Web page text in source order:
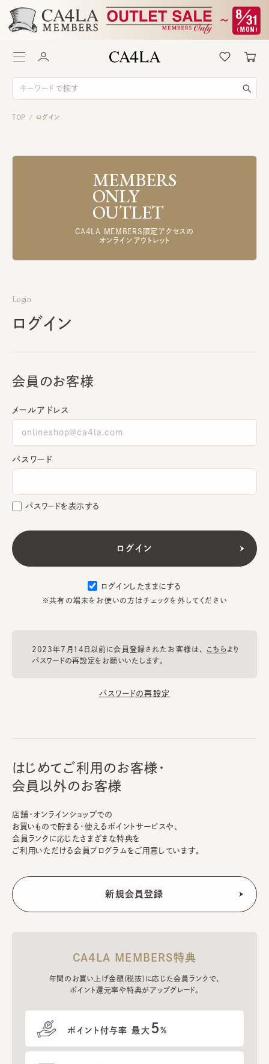
TOP / ログイン
MEMBERS
ONLY
OUTLET
CA4LA MEMBERS限定アクセスの
オンラインアウトレット
Login
ログイン
会員のお客様
メールアドレス
パスワード
パスワードを表示する
ログインしたままにする
※共有の端末をお使いの方はチェックを外してください
2023年7月14日以前に会員登録されたお客様は、 こちらより
パスワードの再設定をお願いいたします。
パスワードの再設定
はじめてご利用のお客様・
会員以外のお客様
店舗・オンラインショップでの
お買いもので貯まる・使えるポイントサービスや、
会員ランクに応じたさまざまな特典を
ご利用いただける会員プログラムをご用意しています。
CA4LA MEMBERS特典
年間のお買い上げ金額(税抜)に応じた会員ランクで、
ポイント還元率や特典がアップグレード。
ポイント付与率 最大 5%